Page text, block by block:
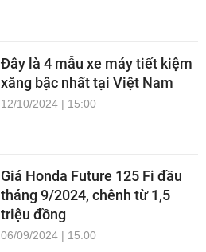
Đây là 4 mẫu xe máy tiết kiệm
xăng bậc nhất tại Việt Nam
12/10/2024 | 15:00
Giá Honda Future 125 Fi đầu
tháng 9/2024, chênh từ 1,5
triệu đồng
06/09/2024 | 15:00